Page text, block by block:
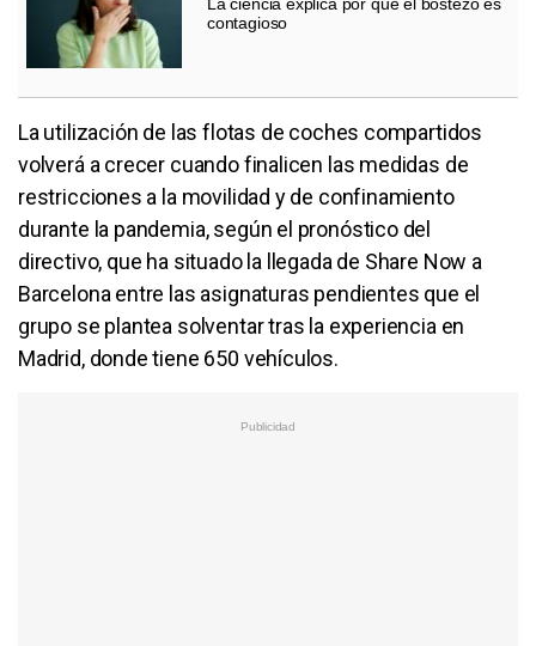
contagioso
La utilización de las flotas de coches compartidos
volverá a crecer cuando finalicen las medidas de
restricciones a la movilidad y de confinamiento
durante la pandemia, según el pronóstico del
directivo, que ha situado la llegada de Share Now a
Barcelona entre las asignaturas pendientes que el
grupo se plantea solventar tras la experiencia en
Madrid, donde tiene 650 vehículos.